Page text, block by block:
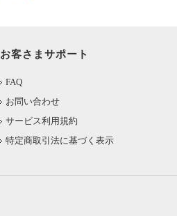
お客さまサポート
FAQ
お問い合わせ
サービス利用規約
特定商取引法に基づく表示